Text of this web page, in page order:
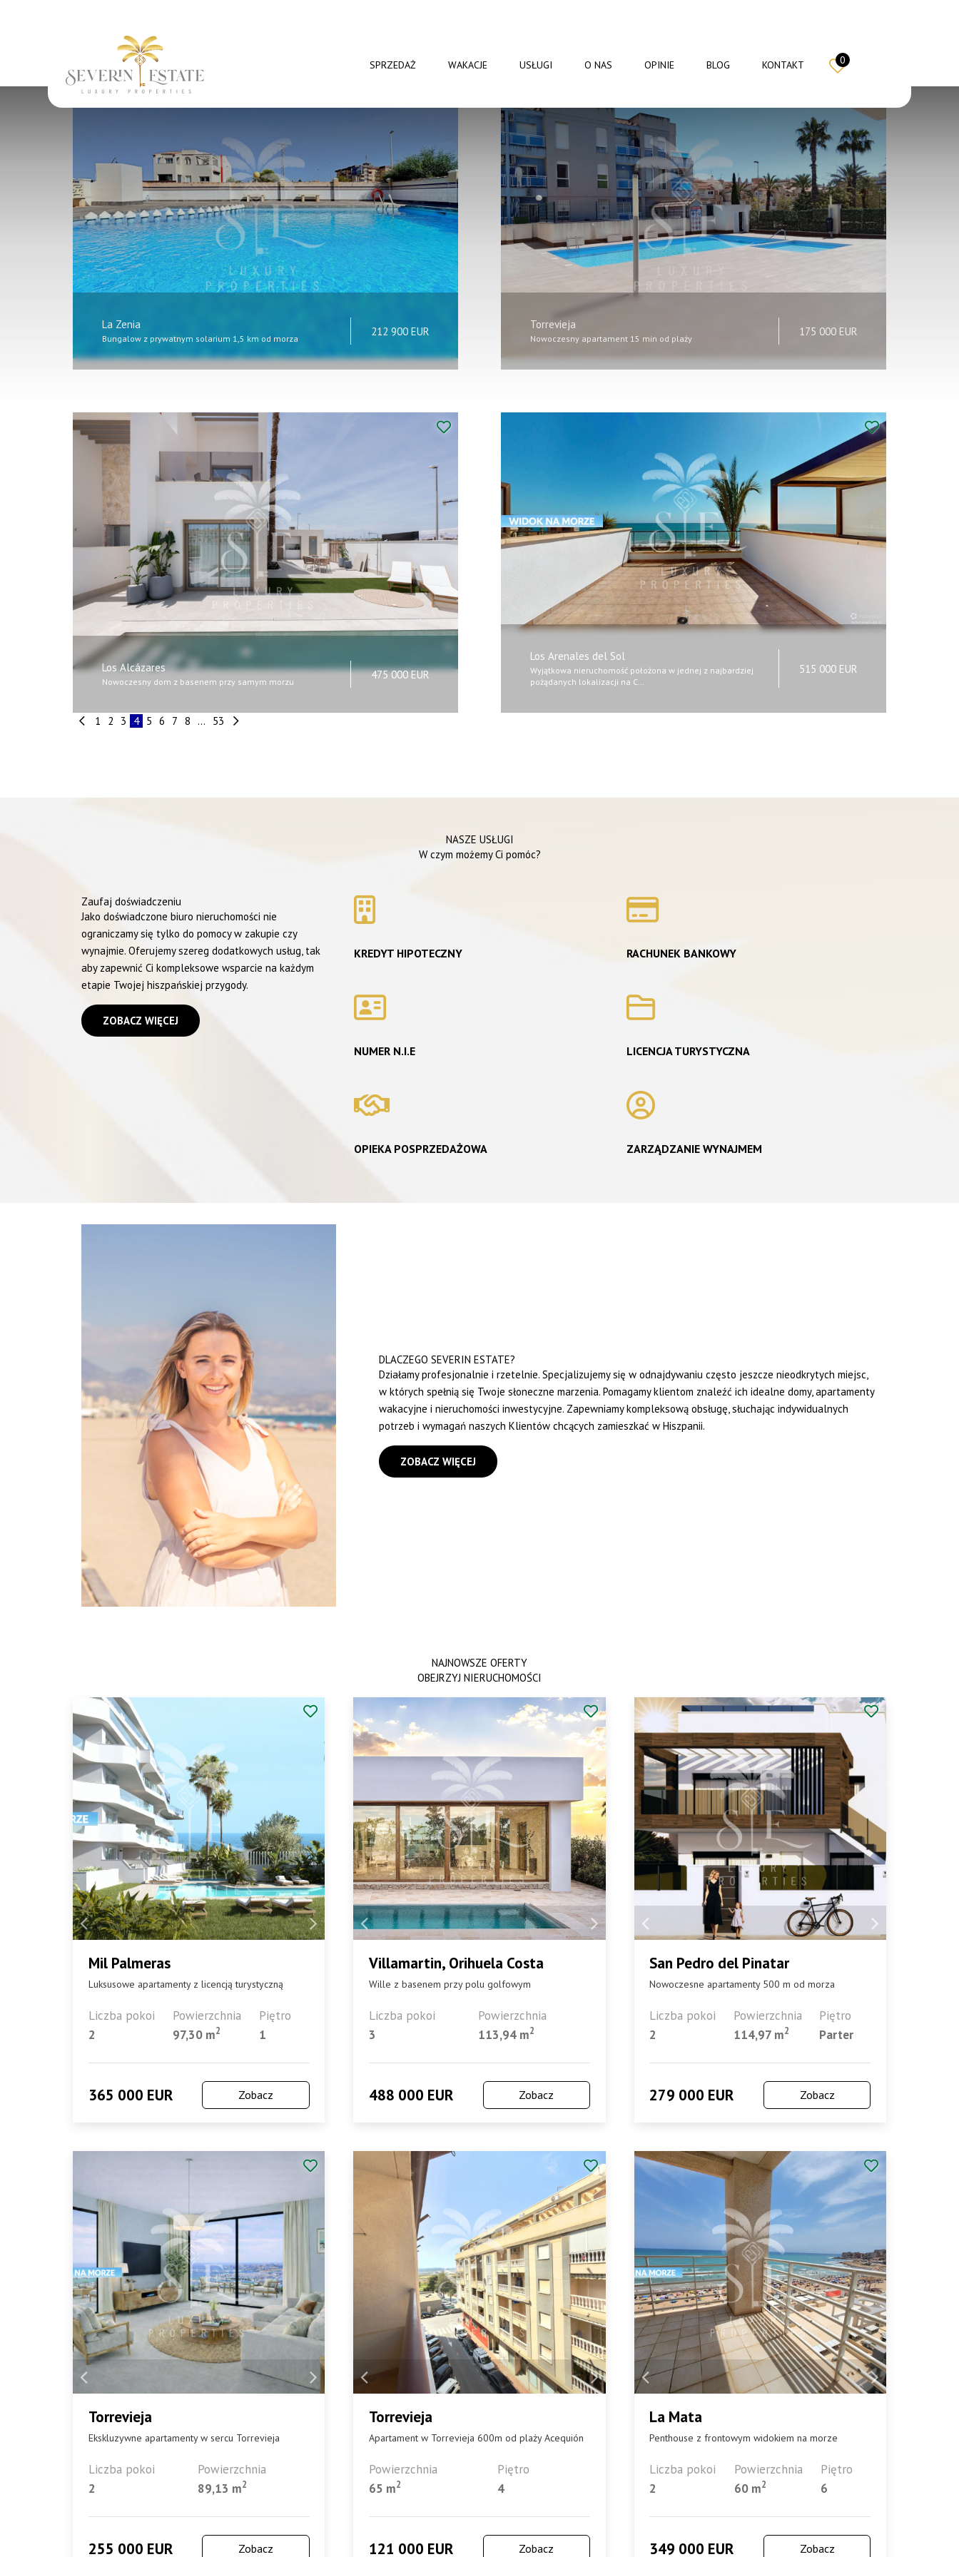
SPRZEDAŻ WAKACJE USŁUGI O NAS OPINIE BLOG KONTAKT 0
POLSKA AGENCJA NIERUCHOMOŚCI W HISZPANII
Widok Rynek
+34 665 175 351 +48 507 173 443
La Zenia
Bungalow z prywatnym solarium 1,5 km od morza
212 900 EUR Torrevieja
Nowoczesny apartament 15 min od plaży
175 000 EUR
Los Alcázares
Nowoczesny dom z basenem przy samym morzu
475 000 EUR
Los Arenales del Sol
Wyjątkowa nieruchomość położona w jednej z najbardziej
pożądanych lokalizacji na C…
515 000 EUR
1 2 3 4 5 6 7 8 ... 53
NASZE USŁUGI
W czym możemy Ci pomóc?
Zaufaj doświadczeniu
Jako doświadczone biuro nieruchomości nie
ograniczamy się tylko do pomocy w zakupie czy
wynajmie. Oferujemy szereg dodatkowych usług, tak
aby zapewnić Ci kompleksowe wsparcie na każdym
etapie Twojej hiszpańskiej przygody.
ZOBACZ WIĘCEJ
KREDYT HIPOTECZNY
NUMER N.I.E
OPIEKA POSPRZEDAŻOWA
RACHUNEK BANKOWY
LICENCJA TURYSTYCZNA
ZARZĄDZANIE WYNAJMEM
DLACZEGO SEVERIN ESTATE?
Działamy profesjonalnie i rzetelnie. Specjalizujemy się w odnajdywaniu często jeszcze nieodkrytych miejsc,
w których spełnią się Twoje słoneczne marzenia. Pomagamy klientom znaleźć ich idealne domy, apartamenty
wakacyjne i nieruchomości inwestycyjne. Zapewniamy kompleksową obsługę, słuchając indywidualnych
potrzeb i wymagań naszych Klientów chcących zamieszkać w Hiszpanii.
ZOBACZ WIĘCEJ
NAJNOWSZE OFERTY
OBEJRZYJ NIERUCHOMOŚCI
Mil Palmeras
Luksusowe apartamenty z licencją turystyczną
Liczba pokoi
2
Powierzchnia
97,30 m2
Piętro
1
365 000 EUR Zobacz
Villamartin, Orihuela Costa
Wille z basenem przy polu golfowym
Liczba pokoi
3
Powierzchnia
113,94 m2
488 000 EUR Zobacz
San Pedro del Pinatar
Nowoczesne apartamenty 500 m od morza
Liczba pokoi
2
Powierzchnia
114,97 m2
Piętro
Parter
279 000 EUR Zobacz
Torrevieja
Ekskluzywne apartamenty w sercu Torrevieja
Liczba pokoi
2
Powierzchnia
89,13 m2
255 000 EUR Zobacz
Torrevieja
Apartament w Torrevieja 600m od plaży Acequión
Powierzchnia
65 m2
Piętro
4
121 000 EUR Zobacz
La Mata
Penthouse z frontowym widokiem na morze
Liczba pokoi
2
Powierzchnia
60 m2
Piętro
6
349 000 EUR Zobacz